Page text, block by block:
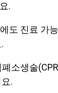
.
도 진료 가
소생술
.